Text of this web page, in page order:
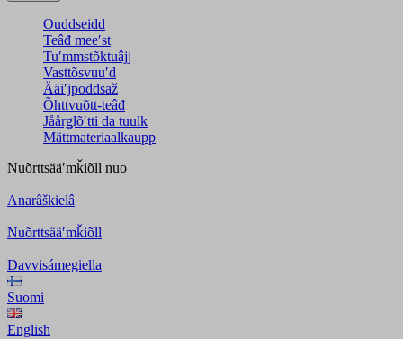
Ouddseidd
Teâđ meeʹst
Tuʹmmstõktuâjj
Vasttõsvuuʹd
Ääiʹjpoddsaž
Õhttvuõtt-teâđ
Jåårǥlõʹtti da tuulk
Mättmateriaalkaupp
Nuõrttsääʹmǩiõll nuo
Anarâškielâ
Nuõrttsääʹmǩiõll
Davvisámegiella
Suomi
English